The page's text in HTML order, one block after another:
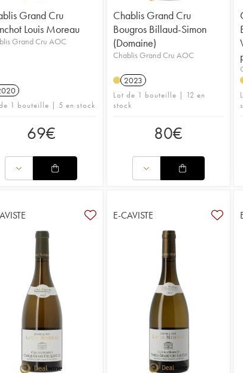
Grand Cru
Louis Moreau
Grand Cru AOC
1 bouteille | 5 en stock
69€
Chablis Grand Cru
Bougros Billaud-Simon
(Domaine)
Chablis Grand Cru AOC
2023
Lot de 1 bouteille | 12 en
stock
80€
E-CAVISTE